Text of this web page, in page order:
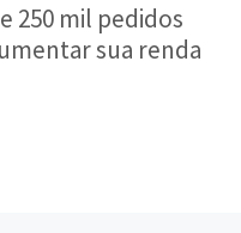
250 mil pedidos
sua renda